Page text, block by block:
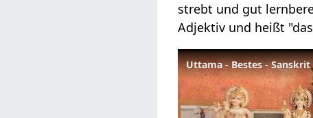
strebt und gut
Adjektiv und heißt
Uttama - Bestes -